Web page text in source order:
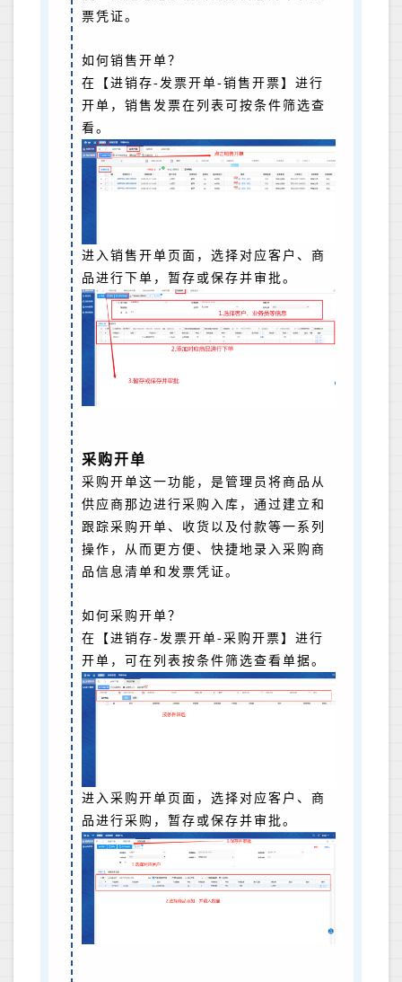
票凭证。
如何销售开单？
在【进销存-发票开单-销售开票】进行
开单，销售发票在列表可按条件筛选查
看。
进入销售开单页面，选择对应客户、商
品进行下单，暂存或保存并审批。
采购开单
采购开单这一功能，是管理员将商品从
供应商那边进行采购入库，通过建立和
跟踪采购开单、收货以及付款等一系列
操作，从而更方便、快捷地录入采购商
品信息清单和发票凭证。
如何采购开单？
在【进销存-发票开单-采购开票】进行
开单，可在列表按条件筛选查看单据。
进入采购开单页面，选择对应客户、商
品进行采购，暂存或保存并审批。